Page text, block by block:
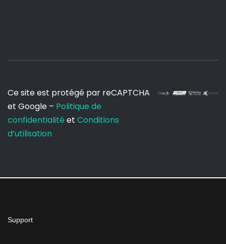
Ce site est protégé par reCAPTCHA
et Google – Politique de
confidentialité et Conditions
d’utilisation
Support